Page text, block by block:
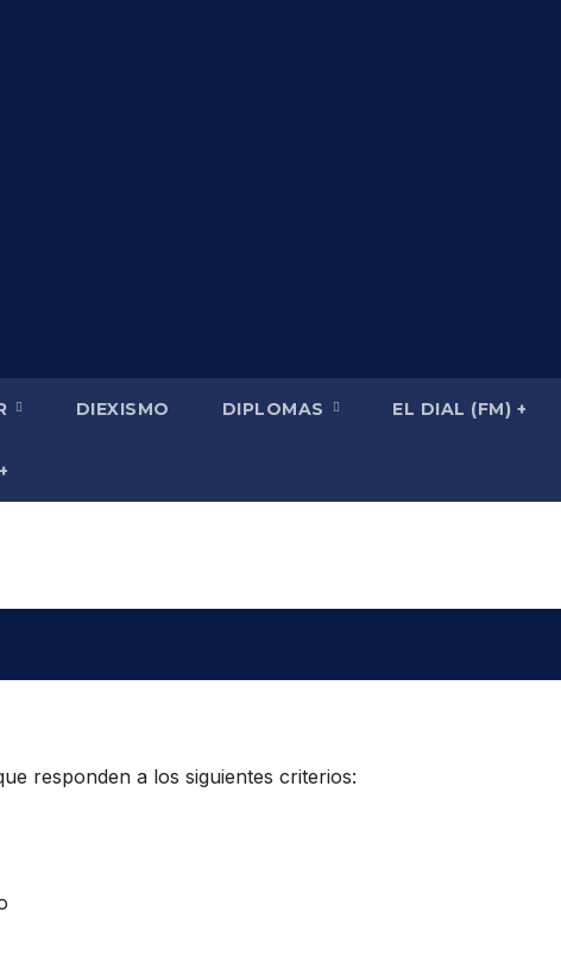
DIEXISMO DIPLOMAS EL DIAL (FM) +
responden a los siguientes criterios: